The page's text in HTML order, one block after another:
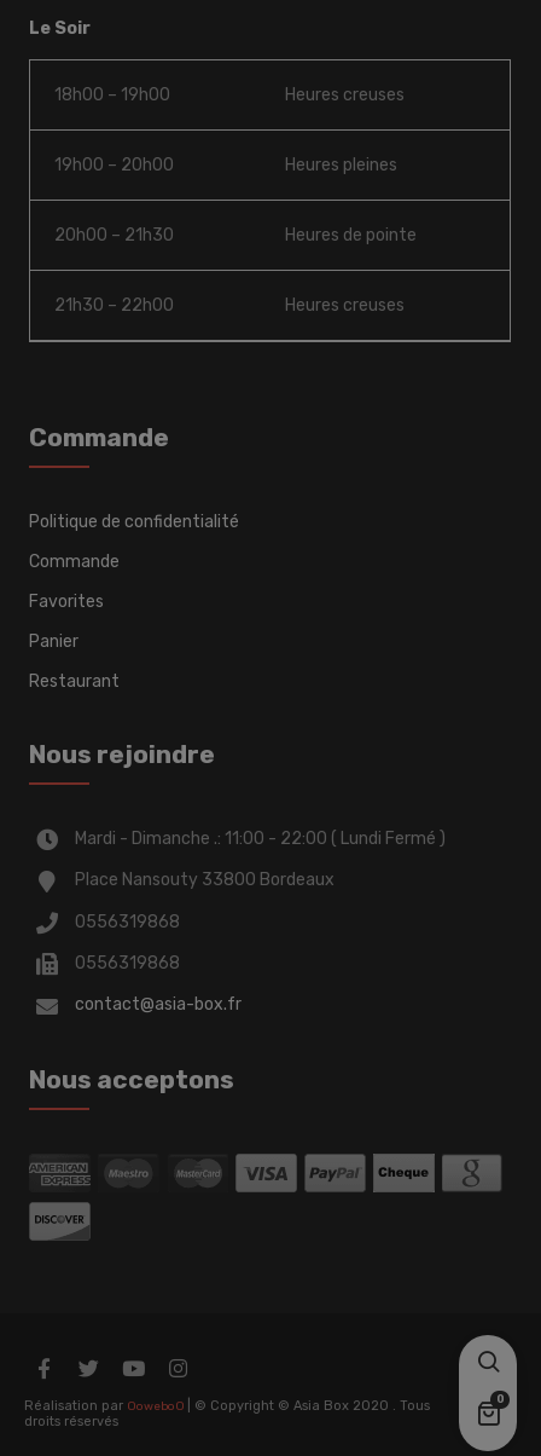
0
Le Soir
18h00 – 19h00 Heures creuses
19h00 – 20h00 Heures pleines
20h00 – 21h30 Heures de pointe
21h30 – 22h00 Heures creuses
Commande
Politique de confidentialité
Commande
Favorites
Panier
Restaurant
Nous rejoindre
Mardi - Dimanche .: 11:00 - 22:00 ( Lundi Fermé )
Place Nansouty 33800 Bordeaux
0556319868
0556319868
contact@asia-box.fr
Nous acceptons
Réalisation par OoweboO
| © Copyright © Asia Box 2020 . Tous
droits réservés